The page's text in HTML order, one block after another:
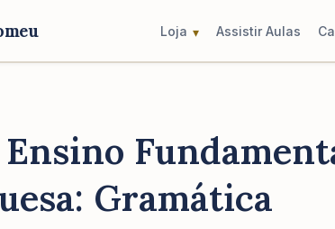
Loja Assistir Aulas
Gramática